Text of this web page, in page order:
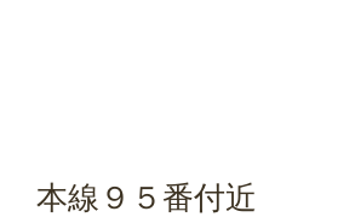
本線９５番付近